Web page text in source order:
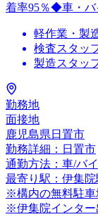
着率95％◆車・バ
軽作業・製
検査スタッ
製造スタッ
勤務地
面接地
鹿児島県日置市
勤務詳細：日置市
通勤方法：車/バ
最寄り駅：伊集
※構内の無料駐車
※伊集院インター